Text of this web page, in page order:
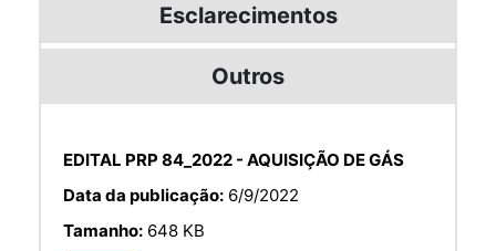
Esclarecimentos
Outros
EDITAL PRP 84_2022 - AQUISIÇÃO DE GÁS
Data da publicação: 6/9/2022
Tamanho: 648 KB